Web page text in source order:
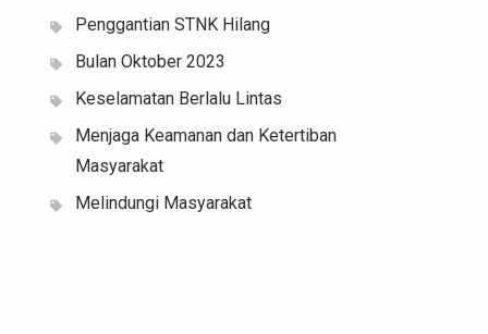
Penggantian STNK Hilang
Bulan Oktober 2023
Keselamatan Berlalu Lintas
Menjaga Keamanan dan Ketertiban
Masyarakat
Melindungi Masyarakat